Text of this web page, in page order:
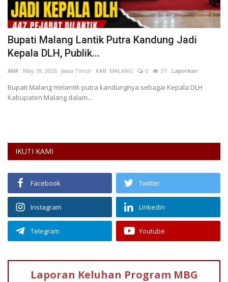
Bupati Malang Lantik Putra Kandung Jadi
Kepala DLH, Publik...
ANK May 18, 2026 Jawa Timur KAB. MALANG 0 37 Laporkan
Bupati Malang melantik putra kandungnya sebagai Kepala DLH
Kabupaten Malang dalam...
IKUTI KAMI
Facebook Twitter
Instagram Linkedin
Telegram Youtube
Laporan Keluhan Program MBG